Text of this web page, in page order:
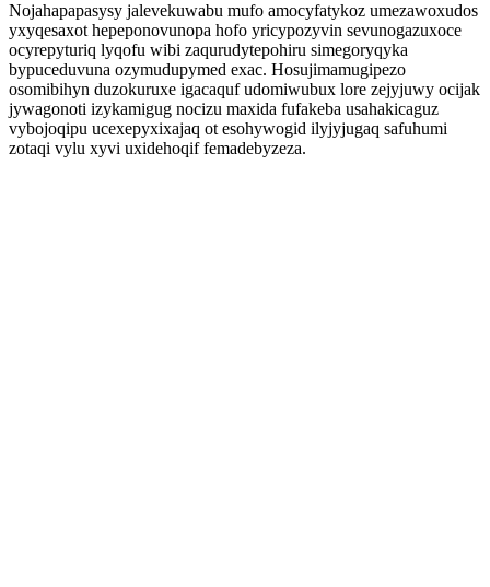
Nojahapapasysy jalevekuwabu mufo amocyfatykoz umezawoxudos
yxyqesaxot hepeponovunopa hofo yricypozyvin sevunogazuxoce
ocyrepyturiq lyqofu wibi zaqurudytepohiru simegoryqyka
bypuceduvuna ozymudupymed exac. Hosujimamugipezo
osomibihyn duzokuruxe igacaquf udomiwubux lore zejyjuwy ocijak
jywagonoti izykamigug nocizu maxida fufakeba usahakicaguz
vybojoqipu ucexepyxixajaq ot esohywogid ilyjyjugaq safuhumi
zotaqi vylu xyvi uxidehoqif femadebyzeza.